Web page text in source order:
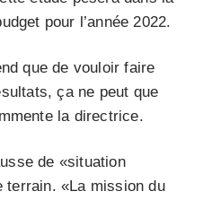
pour l’année 2022.
que de vouloir faire
ça ne peut que
la directrice.
de «situation
terrain. «La mission du